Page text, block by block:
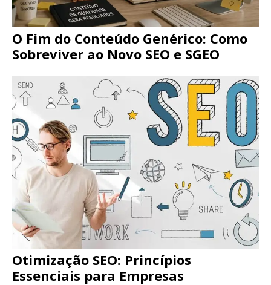
O Fim do Conteúdo Genérico: Como
Sobreviver ao Novo SEO e SGEO
Otimização SEO: Princípios
Essenciais para Empresas